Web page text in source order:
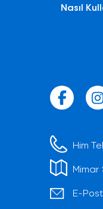
Nasıl
Him
Mimar
E-